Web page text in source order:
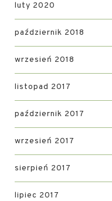
luty 2020
październik 2018
wrzesień 2018
listopad 2017
październik 2017
wrzesień 2017
sierpień 2017
lipiec 2017